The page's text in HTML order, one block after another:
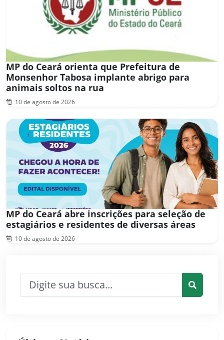
MP do Ceará orienta que Prefeitura de
Monsenhor Tabosa implante abrigo para
animais soltos na rua
10 de agosto de 2026
MP do Ceará abre inscrições para seleção de
estagiários e residentes de diversas áreas
10 de agosto de 2026